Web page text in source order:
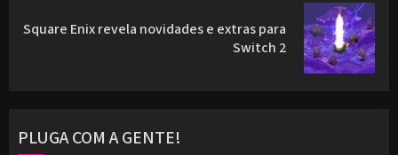
Next
Square Enix revela novidades e extras para
Switch 2
PLUGA COM A GENTE!